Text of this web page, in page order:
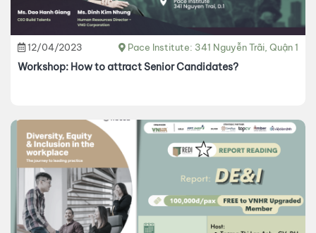
12/04/2023 Pace Institute: 341 Nguyễn Trãi, Quận 1
Workshop: How to attract Senior Candidates?